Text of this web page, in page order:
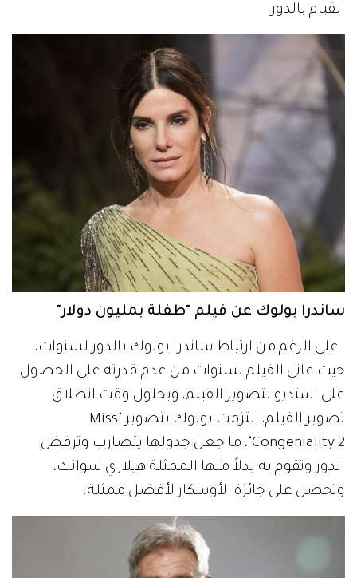
القيام بالدور.
ساندرا بولوك عن فيلم "طفلة بمليون دولار"
على الرغم من ارتباط ساندرا بولوك بالدور لسنوات،
حيث عانى الفيلم لسنوات من عدم قدرته على الحصول
على استديو لتصوير الفيلم، وبحلول وقت انطلاق
تصوير الفيلم، التزمت بولوك بتصوير "Miss
Congeniality 2"، ما جعل جدولها يتضارب وترفض
الدور وتقوم به بدلاً منها الممثلة هيلاري سوانك،
وتحصل على جائزة الأوسكار لأفضل ممثلة.